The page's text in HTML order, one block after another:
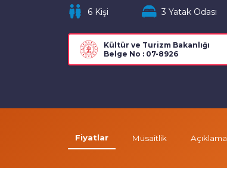
6 Kişi 3 Yatak Odası
Kültür ve Turizm Bakanlığı
Belge No : 07-8926
Fiyatlar Müsaitlik Açıklama